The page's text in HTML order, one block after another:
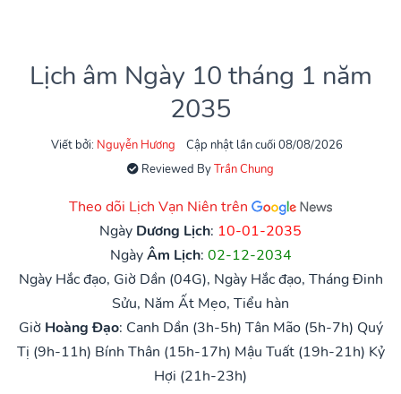
Lịch âm Ngày 10 tháng 1 năm
2035
Viết bởi: Nguyễn Hương
Cập nhật lần cuối 08/08/2026
Reviewed ByTrần Chung
Theo dõi Lịch Vạn Niên trên
Ngày Dương Lịch: 10-01-2035
NgàyÂm Lịch: 02-12-2034
Ngày Hắc đạo, Giờ Dần (04G), Ngày Hắc đạo, Tháng Đinh
Sửu, Năm Ất Mẹo, Tiểu hàn
Giờ Hoàng Đạo: Canh Dần (3h-5h) Tân Mão (5h-7h) Quý
Tị (9h-11h) Bính Thân (15h-17h) Mậu Tuất (19h-21h) Kỷ
Hợi (21h-23h)